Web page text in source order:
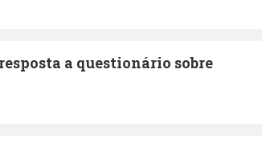
a questionário sobre